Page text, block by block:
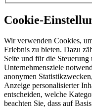
Cookie-
Wir verwenden Cookies,
Erlebnis zu bieten. Dazu
Seite und für die
Unternehmensziele
anonymen
Anzeige personalisierter
entscheiden, welche
beachten Sie, dass auf